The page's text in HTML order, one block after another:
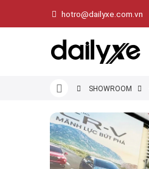
hotro@dailyxe.com.vn
SHOWROOM